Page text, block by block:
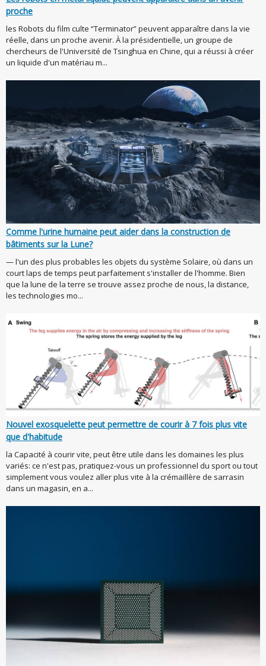
proche
les Robots du film culte “Terminator” peuvent apparaître dans la vie
réelle, dans un proche avenir. À la présidentielle, un groupe de
chercheurs de l'Université de Tsinghua en Chine, qui a réussi à créer
un liquide d'un matériau m...
Comme l'urine humaine peut aider dans la construction de
bâtiments sur la Lune?
— l'un des plus probables les objets du système Solaire, où dans un
court laps de temps peut parfaitement s'installer de l'homme. Bien
que la lune de la terre se trouve assez proche de nous, la distance,
les technologies mo...
Nouvel exosquelette peut permettre de courir à 7 fois plus vite
que d'habitude
la Capacité à courir vite, peut être utile dans les domaines les plus
variés: ce n'est pas, pratiquez-vous un professionnel du sport ou tout
simplement vous voulez aller plus vite à la crémaillère de sarrasin
dans un magasin, en a...